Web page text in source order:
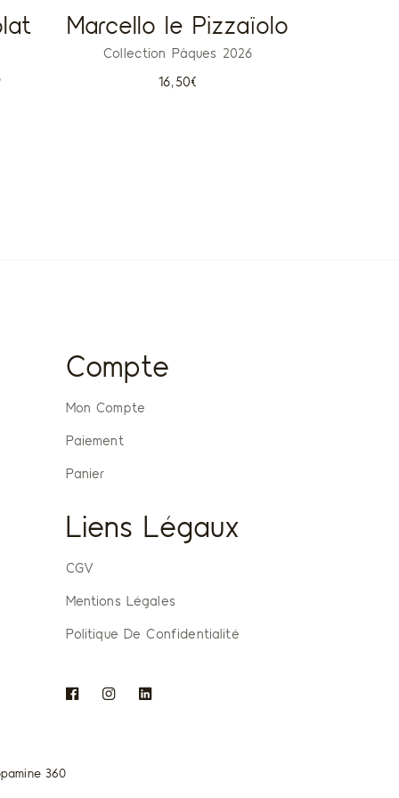
Marcello le Pizzaïolo
Collection Pâques 2026
16,50€
Compte
Mon Compte
Paiement
Panier
Liens Légaux
CGV
Mentions Légales
Politique De Confidentialité
360